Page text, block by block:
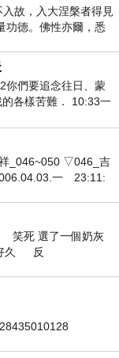
故，入大涅槃者得見
功德。佛性亦爾，悉
你們要追念往日、蒙
各樣苦難． 10:33一
、叫眾人
_046~050 ▽046_吉
一 23:11:
笑死 選了一個奶灰
久 反